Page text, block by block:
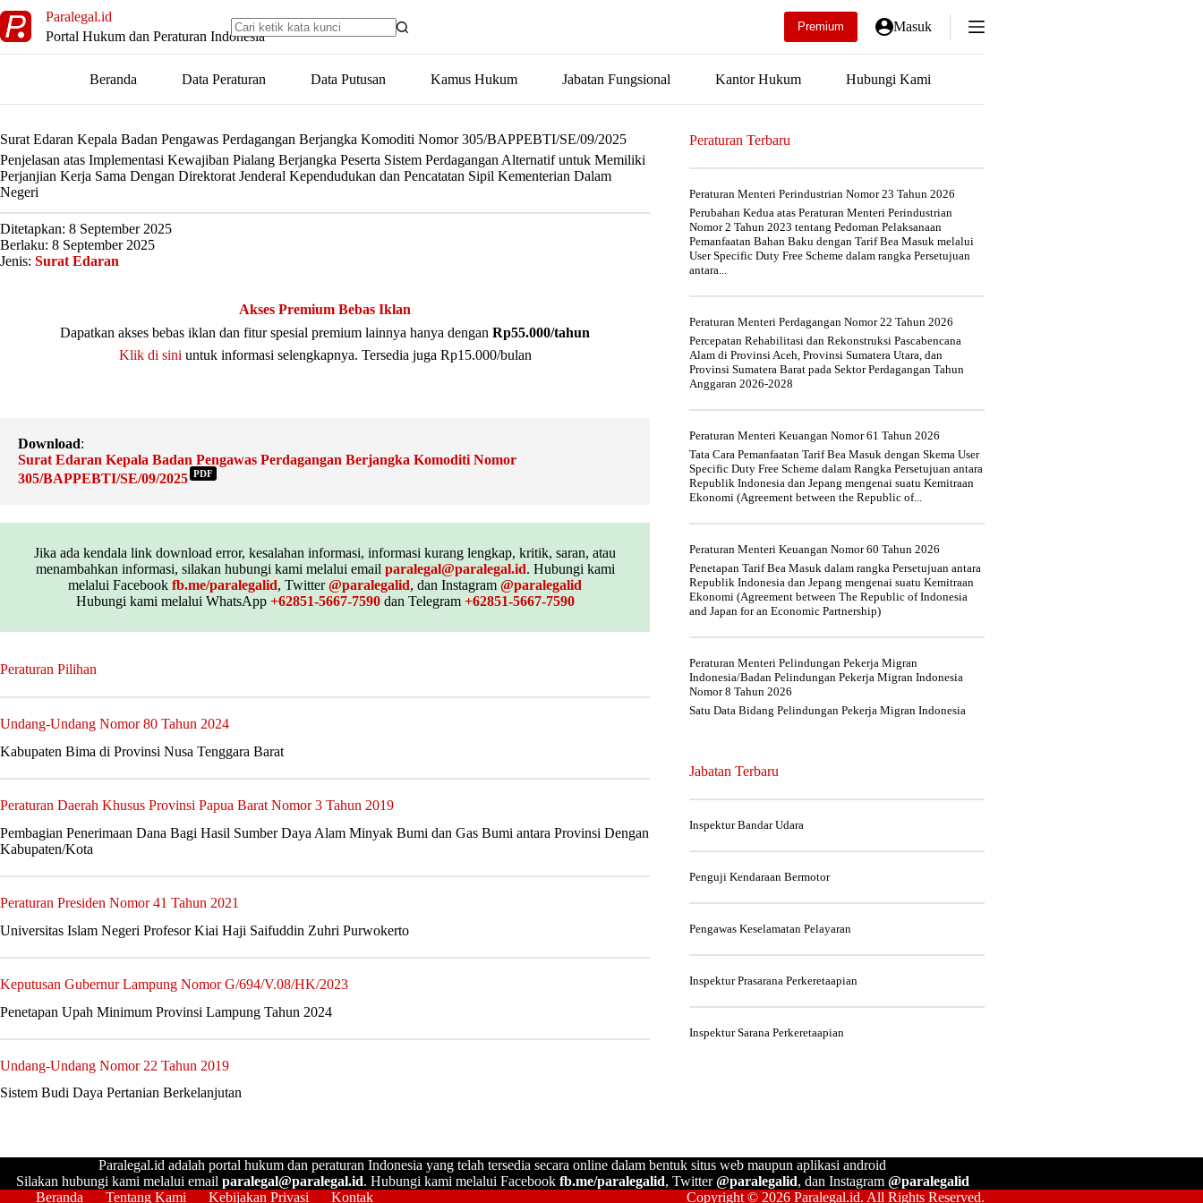
to
content
Paralegal.id
Portal Hukum dan Peraturan Indonesia
Premium Masuk
Beranda Data Peraturan Data Putusan Kamus Hukum Jabatan Fungsional Kantor Hukum Hubungi Kami
Surat Edaran Kepala Badan Pengawas Perdagangan Berjangka Komoditi Nomor 305/BAPPEBTI/SE/09/2025
Penjelasan atas Implementasi Kewajiban Pialang Berjangka Peserta Sistem Perdagangan Alternatif untuk Memiliki
Perjanjian Kerja Sama Dengan Direktorat Jenderal Kependudukan dan Pencatatan Sipil Kementerian Dalam
Negeri
Ditetapkan: 8 September 2025
Berlaku: 8 September 2025
Jenis: Surat Edaran
Akses Premium Bebas Iklan
Dapatkan akses bebas iklan dan fitur spesial premium lainnya hanya dengan Rp55.000/tahun
Klik di sini untuk informasi selengkapnya. Tersedia juga Rp15.000/bulan
Download:
Surat Edaran Kepala Badan Pengawas Perdagangan Berjangka Komoditi Nomor
305/BAPPEBTI/SE/09/2025 PDF
Jika ada kendala link download error, kesalahan informasi, informasi kurang lengkap, kritik, saran, atau
menambahkan informasi, silakan hubungi kami melalui email paralegal@paralegal.id. Hubungi kami
melalui Facebook fb.me/paralegalid, Twitter@paralegalid, dan Instagram @paralegalid
Hubungi kami melalui WhatsApp +62851-5667-7590dan Telegram +62851-5667-7590
Peraturan Pilihan
Undang-Undang Nomor 80 Tahun 2024
Kabupaten Bima di Provinsi Nusa Tenggara Barat
Peraturan Daerah Khusus Provinsi Papua Barat Nomor 3 Tahun 2019
Pembagian Penerimaan Dana Bagi Hasil Sumber Daya Alam Minyak Bumi dan Gas Bumi antara Provinsi Dengan
Kabupaten/Kota
Peraturan Presiden Nomor 41 Tahun 2021
Universitas Islam Negeri Profesor Kiai Haji Saifuddin Zuhri Purwokerto
Keputusan Gubernur Lampung Nomor G/694/V.08/HK/2023
Penetapan Upah Minimum Provinsi Lampung Tahun 2024
Undang-Undang Nomor 22 Tahun 2019
Sistem Budi Daya Pertanian Berkelanjutan
Peraturan Terbaru
Peraturan Menteri Perindustrian Nomor 23 Tahun 2026
Perubahan Kedua atas Peraturan Menteri Perindustrian
Nomor 2 Tahun 2023 tentang Pedoman Pelaksanaan
Pemanfaatan Bahan Baku dengan Tarif Bea Masuk melalui
User Specific Duty Free Scheme dalam rangka Persetujuan
antara...
Peraturan Menteri Perdagangan Nomor 22 Tahun 2026
Percepatan Rehabilitasi dan Rekonstruksi Pascabencana
Alam di Provinsi Aceh, Provinsi Sumatera Utara, dan
Provinsi Sumatera Barat pada Sektor Perdagangan Tahun
Anggaran 2026-2028
Peraturan Menteri Keuangan Nomor 61 Tahun 2026
Tata Cara Pemanfaatan Tarif Bea Masuk dengan Skema User
Specific Duty Free Scheme dalam Rangka Persetujuan antara
Republik Indonesia dan Jepang mengenai suatu Kemitraan
Ekonomi (Agreement between the Republic of...
Peraturan Menteri Keuangan Nomor 60 Tahun 2026
Penetapan Tarif Bea Masuk dalam rangka Persetujuan antara
Republik Indonesia dan Jepang mengenai suatu Kemitraan
Ekonomi (Agreement between The Republic of Indonesia
and Japan for an Economic Partnership)
Peraturan Menteri Pelindungan Pekerja Migran
Indonesia/Badan Pelindungan Pekerja Migran Indonesia
Nomor 8 Tahun 2026
Satu Data Bidang Pelindungan Pekerja Migran Indonesia
Jabatan Terbaru
Inspektur Bandar Udara
Penguji Kendaraan Bermotor
Pengawas Keselamatan Pelayaran
Inspektur Prasarana Perkeretaapian
Inspektur Sarana Perkeretaapian
Paralegal.id adalah portal hukum dan peraturan Indonesia yang telah tersedia secara online dalam bentuk situs web maupun aplikasi android
Silakan hubungi kami melalui email paralegal@paralegal.id. Hubungi kami melalui Facebook fb.me/paralegalid, Twitter@paralegalid, dan Instagram @paralegalid
Beranda
Tentang Kami Kebijakan Privasi Kontak Copyright © 2026 Paralegal.id. All Rights Reserved.